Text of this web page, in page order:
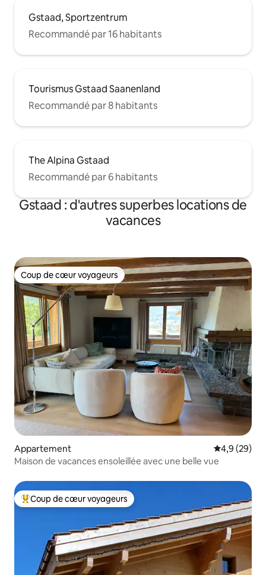
Gstaad, Sportzentrum
Recommandé par 16 habitants
Tourismus Gstaad Saanenland
Recommandé par 8 habitants
The Alpina Gstaad
Recommandé par 6 habitants
Gstaad : d'autres superbes locations de
vacances
Coup de cœur voyageurs
Coup de cœur voyageurs
Appartement Évaluation
4,9 (29)
Maison de vacances ensoleillée avec une belle vue
Coups de cœur voyageurs les plus appréciés
Coup de cœur voyageurs